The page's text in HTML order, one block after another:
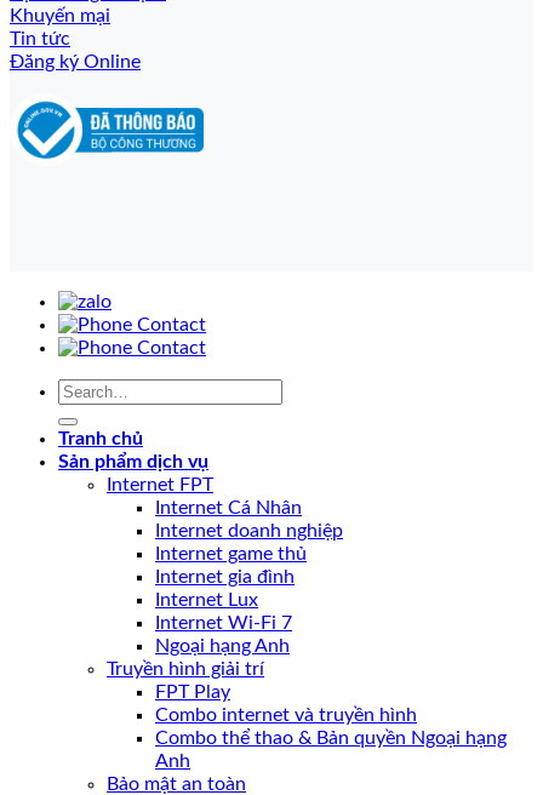
Khuyến mại
Tin tức
Đăng ký Online
Tranh chủ
Sản phẩm dịch vụ
Internet FPT
Internet Cá Nhân
Internet doanh nghiệp
Internet game thủ
Internet gia đình
Internet Lux
Internet Wi-Fi 7
Ngoại hạng Anh
Truyền hình giải trí
FPT Play
Combo internet và truyền hình
Combo thể thao & Bản quyền Ngoại hạng
Anh
Bảo mật an toàn